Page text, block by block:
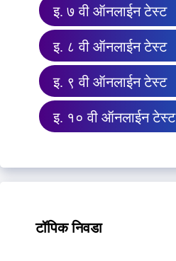
इ. ७ वी ऑनलाईन टेस्ट
इ. ८ वी ऑनलाईन टेस्ट
इ. ९ वी ऑनलाईन टेस्ट
इ. १० वी ऑनलाईन टेस्ट
टॉपिक निवडा